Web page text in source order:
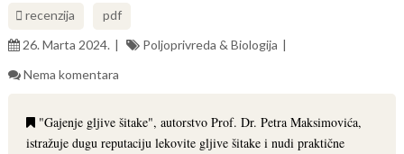
recenzija
pdf
26. Marta 2024.
Poljoprivreda & Biologija
Nema komentara
"Gajenje gljive šitake", autorstvo Prof. Dr. Petra Maksimovića,
istražuje dugu reputaciju lekovite gljive šitake i nudi praktične